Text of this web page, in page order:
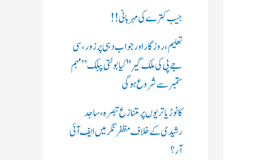
ں
:
جیب کترے کی مہربانی !!
تعلیم، روزگار اور جواب دہی پر زور، سی
جے پی کی ملک گیر "کیا بولتی پبلک” مہم
ستمبر سے شروع ہوگی
کانوڑ یاتریوں پر متنازع تبصرہ، ساجد
رشیدی کے خلاف مظفرنگر میں ایف آئی
آر؟